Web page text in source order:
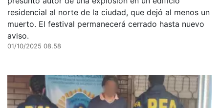
residencial al norte de la ciudad, que dejó al menos un
muerto. El festival permanecerá cerrado hasta nuevo
aviso.
01/10/2025 08.58